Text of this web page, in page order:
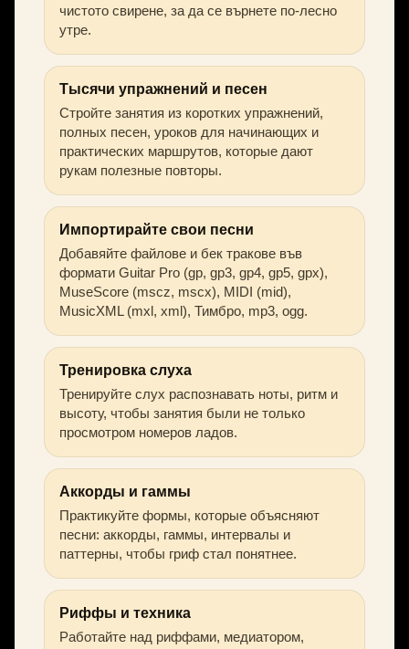
чистото свирене, за да се върнете по-лесно
утре.
Тысячи упражнений и песен
Стройте занятия из коротких упражнений,
полных песен, уроков для начинающих и
практических маршрутов, которые дают
рукам полезные повторы.
Импортирайте свои песни
Добавяйте файлове и бек тракове във
формати Guitar Pro (gp, gp3, gp4, gp5, gpx),
MuseScore (mscz, mscx), MIDI (mid),
MusicXML (mxl, xml), Тимбро, mp3, ogg.
Тренировка слуха
Тренируйте слух распознавать ноты, ритм и
высоту, чтобы занятия были не только
просмотром номеров ладов.
Аккорды и гаммы
Практикуйте формы, которые объясняют
песни: аккорды, гаммы, интервалы и
паттерны, чтобы гриф стал понятнее.
Риффы и техника
Работайте над риффами, медиатором,